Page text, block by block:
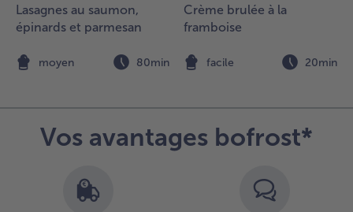
Lasagnes au saumon,
épinards et parmesan
moyen 80min
Crème brulée à la
framboise
facile 20min
Vos avantages bofrost*